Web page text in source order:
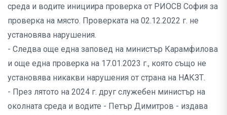
среда и водите инициира проверка от РИОСВ София за
проверка на място. Проверката на 02.12.2022 г. не
установява нарушения.
- Следва още една заповед на министър Карамфилова
и още една проверка на 17.01.2023 г., която също не
установява никакви нарушения от страна на НАКЗТ.
- През лятото на 2024 г. друг служебен министър на
околната среда и водите - Петър Димитров - издава